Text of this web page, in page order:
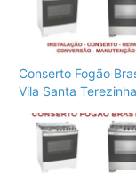
Conserto Fogão
Vila Santa Terezinha